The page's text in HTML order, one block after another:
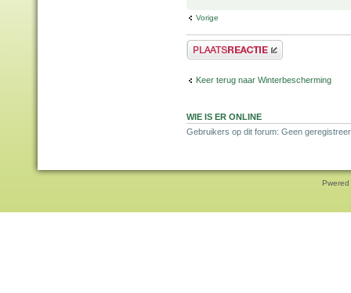
Vorige
Plaats een reactie
Keer terug naar Winterbescherming
WIE IS ER ONLINE
Gebruikers op dit forum: Geen